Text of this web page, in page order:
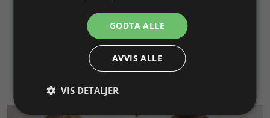
Legg i
handlekurv
104,00 NOK
GODTA ALLE
AVVIS ALLE
VIS DETALJER